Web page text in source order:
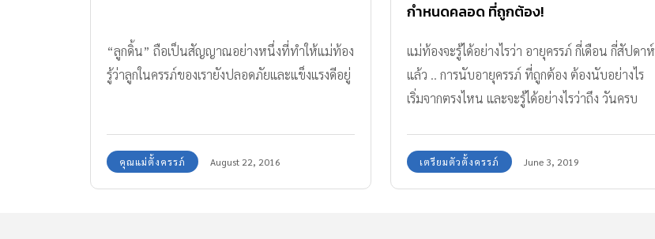
“ลูกดิ้น” ถือเป็นสัญญาณอย่างหนึ่งที่ทำให้แม่ท้อง
รู้ว่าลูกในครรภ์ของเรายังปลอดภัยและแข็งแรงดีอยู่
คุณแม่ตั้งครรภ์ August 22, 2016
กำหนดคลอด ที่ถูกต้อง!
แม่ท้องจะรู้ได้อย่างไรว่า อายุครรภ์ กี่เดือน กี่สัปดาห์
แล้ว .. การนับอายุครรภ์ ที่ถูกต้อง ต้องนับอย่างไร
เริ่มจากตรงไหน และจะรู้ได้อย่างไรว่าถึง วันครบ
เตรียมตัวตั้งครรภ์ June 3, 2019